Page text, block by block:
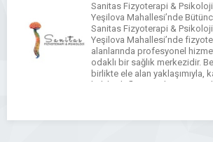
Sanitas Fizyoterapi &
Yeşilova Mahallesi’nde
Sanitas Fizyoterapi &
Yeşilova Mahallesi’nde
alanlarında profesyonel
odaklı bir sağlık merkezidir.
birlikte ele alan yaklaşımıyla,
hali hedefler. Her danışan için